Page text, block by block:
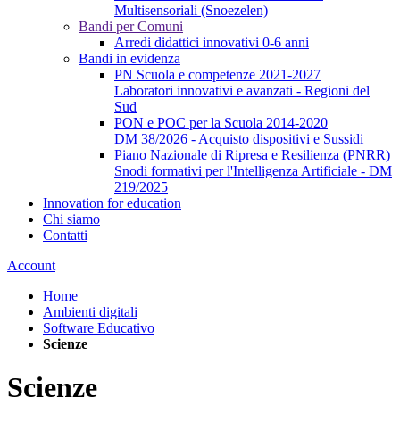
Multisensoriali (Snoezelen)
Bandi per Comuni
Arredi didattici innovativi 0-6 anni
Bandi in evidenza
PN Scuola e competenze 2021-2027
Laboratori innovativi e avanzati - Regioni del
Sud
PON e POC per la Scuola 2014-2020
DM 38/2026 - Acquisto dispositivi e Sussidi
Piano Nazionale di Ripresa e Resilienza (PNRR)
Snodi formativi per l'Intelligenza Artificiale - DM
219/2025
Innovation for education
Chi siamo
Contatti
Account
Home
Ambienti digitali
Software Educativo
Scienze
Scienze